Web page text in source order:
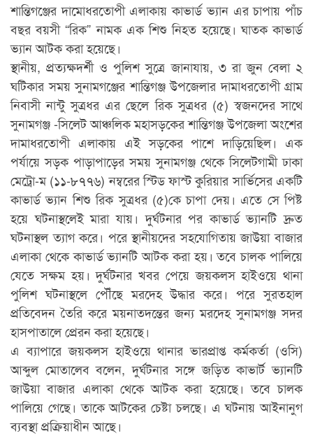
শান্তিগঞ্জের দামোধরতোপী এলাকায় কাভার্ড ভ্যান এর চাপায় পাঁচ
বছর বয়সী “রিক” নামক এক শিশু নিহত হয়েছে। ঘাতক কাভার্ড
ভ্যান আটক করা হয়েছে।
স্থানীয়, প্রত্যক্ষদর্শী ও পুলিশ সুত্রে জানাযায়, ৩ রা জুন বেলা ২
ঘটিকার সময় সুনামগঞ্জের শান্তিগঞ্জ উপজেলার দামাধরতোপী গ্রাম
নিবাসী নান্টু সুত্রধর এর ছেলে রিক সুত্রধর (৫) স্বজনদের সাথে
সুনামগঞ্জ -সিলেট আঞ্চলিক মহাসড়কের শান্তিগঞ্জ উপজেলা অংশের
দামাধরতোপী এলাকায় এই সড়কের পাশে দাড়িয়েছিল। এক
পর্যায়ে সড়ক পাড়াপাড়ের সময় সুনামগঞ্জ থেকে সিলেটগামী ঢাকা
মেট্রো-ম (১১-৮৭৭৬) নম্বরের স্টিড ফাস্ট কুরিয়ার সার্ভিসের একটি
কাভার্ড ভ্যান শিশু রিক সুত্রধর (৫)কে চাপা দেয়। এতে সে পিষ্ট
হয়ে ঘটনাস্থলেই মারা যায়। দুর্ঘটনার পর কাভার্ড ভ্যানটি দ্রুত
ঘটনাস্থল ত্যাগ করে। পরে স্থানীয়দের সহযোগিতায় জাউয়া বাজার
এলাকা থেকে কাভার্ড ভ্যানটি আটক করা হয়। তবে চালক পালিয়ে
যেতে সক্ষম হয়। দুর্ঘটনার খবর পেয়ে জয়কলস হাইওয়ে থানা
পুলিশ ঘটনাস্থলে পৌঁছে মরদেহ উদ্ধার করে। পরে সুরতহাল
প্রতিবেদন তৈরি করে ময়নাতদন্তের জন্য মরদেহ সুনামগঞ্জ সদর
হাসপাতালে প্রেরন করা হয়েছে।
এ ব্যাপারে জয়কলস হাইওয়ে থানার ভারপ্রাপ্ত কর্মকর্তা (ওসি)
আব্দুল মোতালেব বলেন, দুর্ঘটনার সঙ্গে জড়িত কাভার্ট ভ্যানটি
জাউয়া বাজার এলাকা থেকে আটক করা হয়েছে। তবে চালক
পালিয়ে গেছে। তাকে আটকের চেষ্টা চলছে। এ ঘটনায় আইনানুগ
ব্যবস্থা প্রক্রিয়াধীন আছে।